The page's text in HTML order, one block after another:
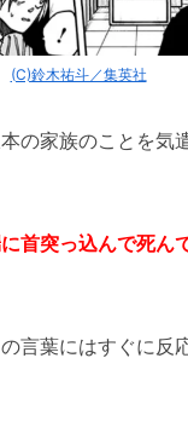
(C)鈴木祐斗／集英社
の家族のことを気
首突っ込んで死ん
言葉にはすぐに反